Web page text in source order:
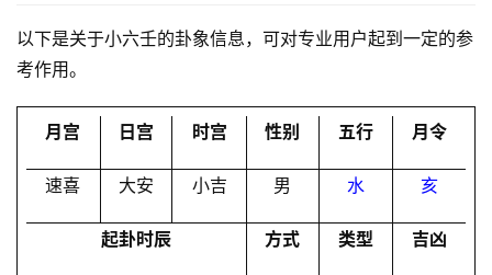
务
以下是关于小六壬的卦象信息，可对专业用户起到一定的参
考作用。
月宫 日宫 时宫 性别 五行 月令
速喜 大安 小吉 男 水 亥
起卦时辰 方式 类型 吉凶